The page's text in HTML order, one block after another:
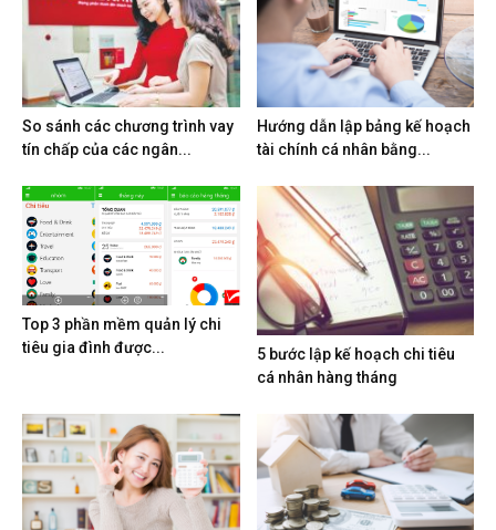
So sánh các chương trình vay
tín chấp của các ngân...
Hướng dẫn lập bảng kế hoạch
tài chính cá nhân bằng...
Top 3 phần mềm quản lý chi
tiêu gia đình được...
5 bước lập kế hoạch chi tiêu
cá nhân hàng tháng